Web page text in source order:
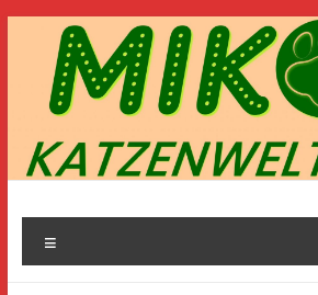
springen
Mikos-
Katzenwelt24.de